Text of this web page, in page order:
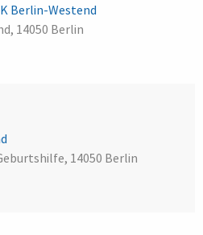
Berlin-Westend
14050 Berlin
14050 Berlin